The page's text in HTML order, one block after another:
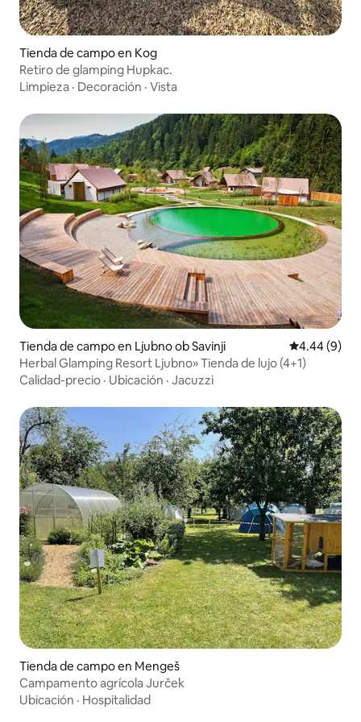
Tienda de campo en Kog
Retiro de glamping Hupkac.
Limpieza · Decoración · Vista
Tienda de campo en Ljubno ob Savinji Calificación
4.44 (9)
Herbal Glamping Resort Ljubno» Tienda de lujo (4+1)
Calidad-precio · Ubicación · Jacuzzi
Tienda de campo en Mengeš
Campamento agrícola Jurček
Ubicación · Hospitalidad